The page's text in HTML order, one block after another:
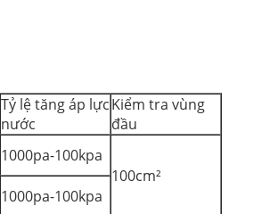
Tỷ lệ tăng áp lực
nước
Kiểm tra vùng
đầu
1000pa-100kpa
100cm²
1000pa-100kpa